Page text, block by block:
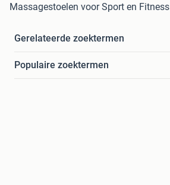
Massagestoelen voor Sport en Fitness
Gerelateerde zoektermen
Populaire zoektermen